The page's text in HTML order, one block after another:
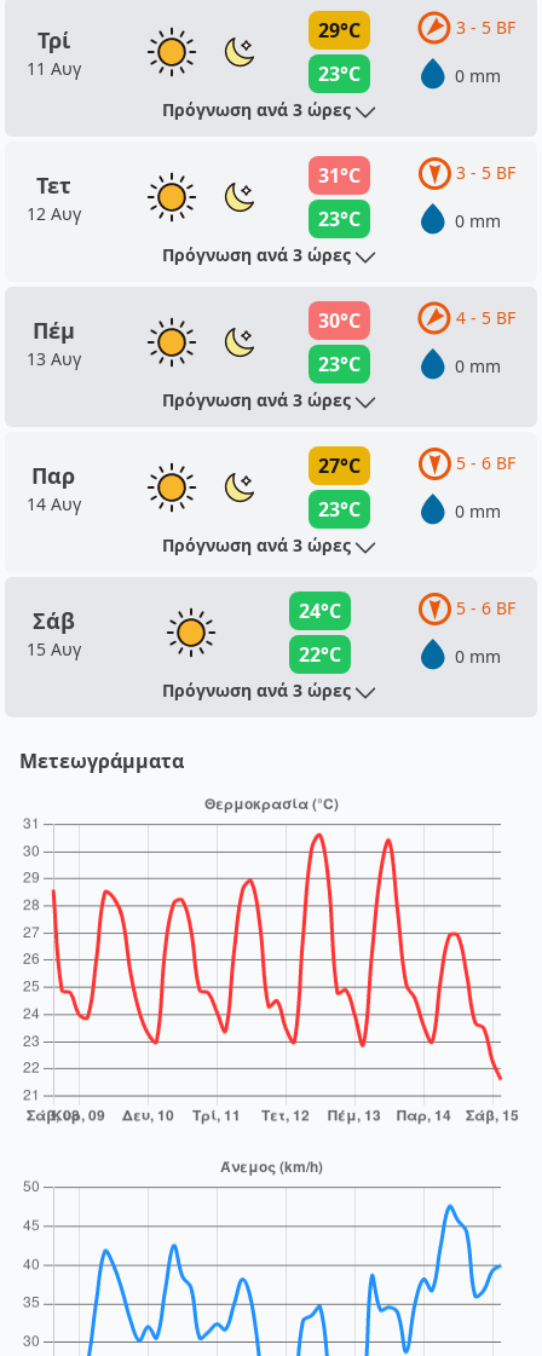
Τρί
11 Αυγ
29°C
23°C
3 - 5 BF
0 mm
Πρόγνωση ανά 3 ώρες
Τετ
12 Αυγ
31°C
23°C
3 - 5 BF
0 mm
Πρόγνωση ανά 3 ώρες
Πέμ
13 Αυγ
30°C
23°C
4 - 5 BF
0 mm
Πρόγνωση ανά 3 ώρες
Παρ
14 Αυγ
27°C
23°C
5 - 6 BF
0 mm
Πρόγνωση ανά 3 ώρες
Σάβ
15 Αυγ
24°C
22°C
5 - 6 BF
0 mm
Πρόγνωση ανά 3 ώρες
Μετεωγράμματα